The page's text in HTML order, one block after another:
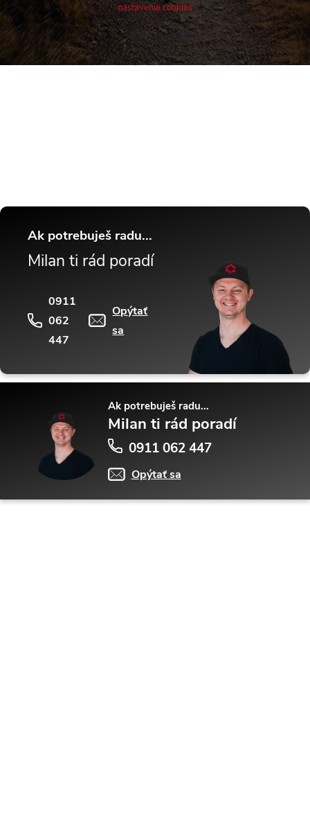
Vytvoril Shoptet
nastavenie cookies
Ak potrebuješ radu...
Milan ti rád poradí
0911
062
447
Opýtať
sa
Ak potrebuješ radu...
Milan ti rád poradí
0911 062 447
Opýtať sa